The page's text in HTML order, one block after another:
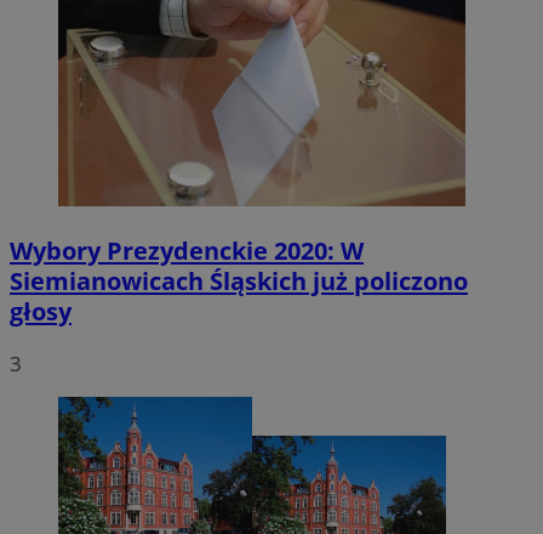
Wybory Prezydenckie 2020: W
Siemianowicach Śląskich już policzono
głosy
3